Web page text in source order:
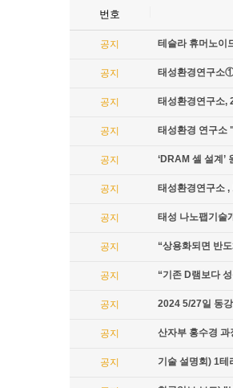
번호
공지 테슬라 휴머노이
공지 태성환경연구소
공지 태성환경연구소,
공지 태성환경 연구소
공지 ‘DRAM 셀 설계’
공지 태성환경연구소 ,
공지 태성 나노팹기술
공지 “상용화되면 반
공지 “기존 D램보다
공지 2024 5/27일 동
공지 산자부 홍수경
공지 기술 설명회) 1테